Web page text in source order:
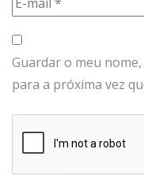
Guardar o meu
para a próxima vez